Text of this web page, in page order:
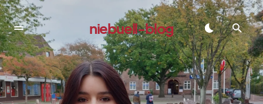
niebuell-blog
dadadada